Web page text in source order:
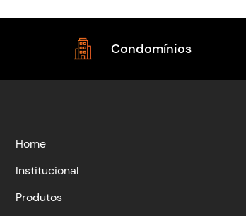
Condomínios
Home
Institucional
Produtos